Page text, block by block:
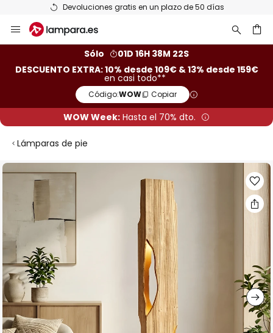
Devoluciones gratis en un plazo de 50 días
al
Sólo
01D 16H 38M 21S
DESCUENTO EXTRA: 10% desde 109€ & 13% desde 159€
en casi todo**
Código:WOW Copiar
WOW Week: Hasta el 70% dto.
Lámparas de pie
Saltar
la
galería
de
imágenes